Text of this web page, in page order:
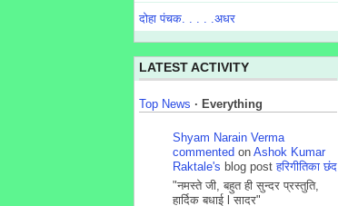
दोहा पंचक. . . . .अधर
LATEST ACTIVITY
Top News · Everything
Shyam Narain Verma
commented on Ashok Kumar
Raktale's blog postहरिगीतिका छंद
"नमस्ते जी, बहुत ही सुन्दर प्रस्तुति,
हार्दिक बधाई l सादर"